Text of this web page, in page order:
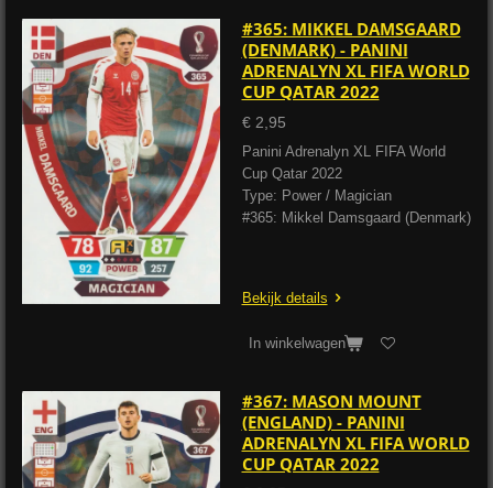
#365: MIKKEL DAMSGAARD
(DENMARK) - PANINI
ADRENALYN XL FIFA WORLD
CUP QATAR 2022
€ 2,95
Panini Adrenalyn XL FIFA World
Cup Qatar 2022
Type: Power / Magician
#365: Mikkel Damsgaard (Denmark)
Bekijk details
In winkelwagen
#367: MASON MOUNT
(ENGLAND) - PANINI
ADRENALYN XL FIFA WORLD
CUP QATAR 2022